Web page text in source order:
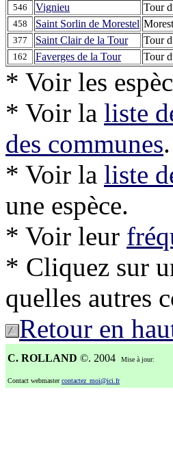
546 Vignieu Tour
458 Saint Sorlin de Morestel
377 Saint Clair de la Tour Tour
162 Faverges de la Tour Tour
* Voir les
* Voir la liste
des communes.
* Voir la liste
une espèce.
* Voir leur
* Cliquez sur
quelles autres
Retour en
C. ROLLAND ©. 2004 Mise à jour:
Contact webmastercontactez_moi@ici.fr